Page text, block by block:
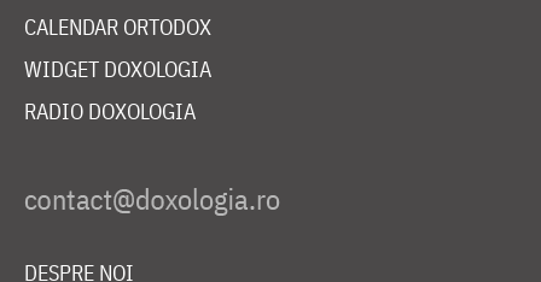
CALENDAR ORTODOX
WIDGET DOXOLOGIA
RADIO DOXOLOGIA
DESPRE NOI